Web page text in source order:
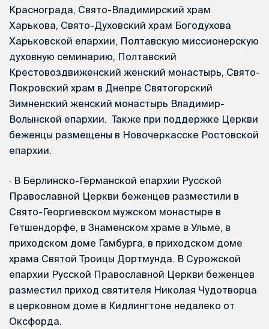
Краснограда, Свято-Владимирский храм
Харькова, Свято-Духовский храм Богодухова
Харьковской епархии, Полтавскую миссионерскую
духовную семинарию, Полтавский
Крестовоздвиженский женский монастырь, Свято-
Покровский храм в Днепре Святогорский
Зимненский женский монастырь Владимир-
Волынской епархии. Также при поддержке Церкви
беженцы размещены в Новочеркасске Ростовской
епархии.
· В Берлинско-Германской епархии Русской
Православной Церкви беженцев разместили в
Свято-Георгиевском мужском монастыре в
Гетшендорфе, в Знаменском храме в Ульме, в
приходском доме Гамбурга, в приходском доме
храма Святой Троицы Дортмунда. В Сурожской
епархии Русской Православной Церкви беженцев
разместил приход святителя Николая Чудотворца
в церковном доме в Кидлингтоне недалеко от
Оксфорда.